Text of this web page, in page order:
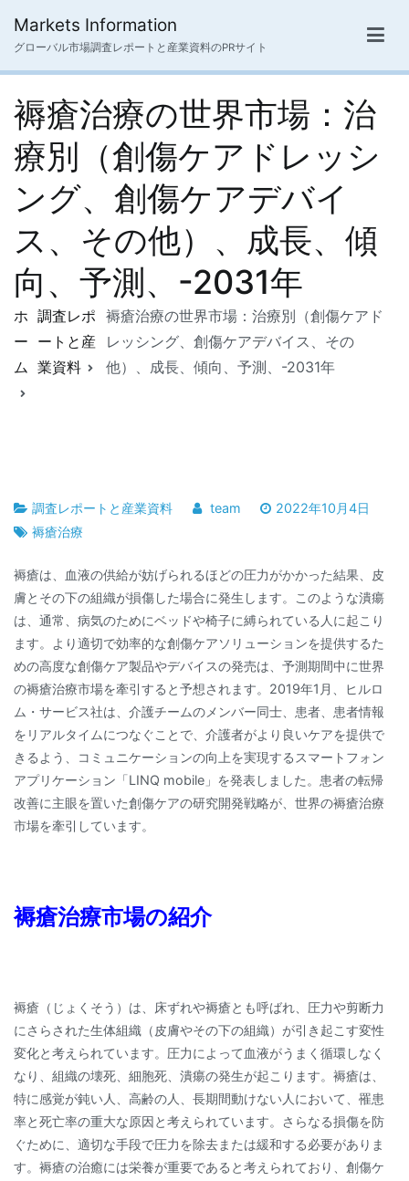
ス
Markets Information
グローバル市場調査レポートと産業資料のPRサイト
褥瘡治療の世界市場：治
療別（創傷ケアドレッシ
ング、創傷ケアデバイ
ス、その他）、成長、傾
向、予測、-2031年
ホ
ー
ム
調査レポ
ートと産
業資料
褥瘡治療の世界市場：治療別（創傷ケアド
レッシング、創傷ケアデバイス、その
他）、成長、傾向、予測、-2031年
調査レポートと産業資料 team
2022年10月4日
褥瘡治療
褥瘡は、血液の供給が妨げられるほどの圧力がかかった結果、皮
膚とその下の組織が損傷した場合に発生します。このような潰瘍
は、通常、病気のためにベッドや椅子に縛られている人に起こり
ます。より適切で効率的な創傷ケアソリューションを提供するた
めの高度な創傷ケア製品やデバイスの発売は、予測期間中に世界
の褥瘡治療市場を牽引すると予想されます。2019年1月、ヒルロ
ム・サービス社は、介護チームのメンバー同士、患者、患者情報
をリアルタイムにつなぐことで、介護者がより良いケアを提供で
きるよう、コミュニケーションの向上を実現するスマートフォン
アプリケーション「LINQ mobile」を発表しました。患者の転帰
改善に主眼を置いた創傷ケアの研究開発戦略が、世界の褥瘡治療
市場を牽引しています。
褥瘡治療市場の紹介
褥瘡（じょくそう）は、床ずれや褥瘡とも呼ばれ、圧力や剪断力
にさらされた生体組織（皮膚やその下の組織）が引き起こす変性
変化と考えられています。圧力によって血液がうまく循環しなく
なり、組織の壊死、細胞死、潰瘍の発生が起こります。褥瘡は、
特に感覚が鈍い人、高齢の人、長期間動けない人において、罹患
率と死亡率の重大な原因と考えられています。さらなる損傷を防
ぐために、適切な手段で圧力を除去または緩和する必要がありま
す。褥瘡の治癒には栄養が重要であると考えられており、創傷ケ